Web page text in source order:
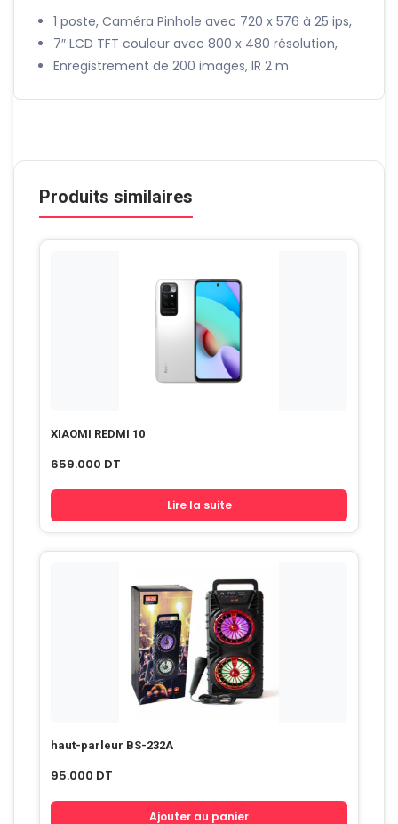
1 poste, Caméra Pinhole avec 720 x 576 à 25 ips,
7″ LCD TFT couleur avec 800 x 480 résolution,
Enregistrement de 200 images, IR 2 m
Produits similaires
XIAOMI REDMI 10
659.000 DT
Lire la suite
haut-parleur BS-232A
95.000 DT
Ajouter au panier